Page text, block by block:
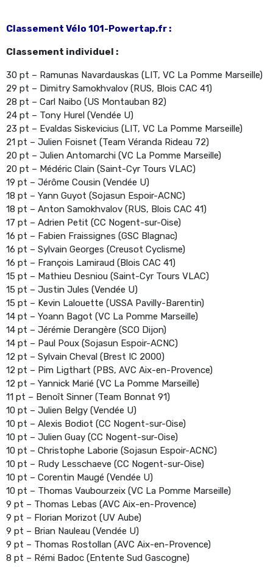
Classement Vélo 101-Powertap.fr :
Classement individuel :
30 pt – Ramunas Navardauskas (LIT, VC La Pomme Marseille)
29 pt – Dimitry Samokhvalov (RUS, Blois CAC 41)
28 pt – Carl Naibo (US Montauban 82)
24 pt – Tony Hurel (Vendée U)
23 pt – Evaldas Siskevicius (LIT, VC La Pomme Marseille)
21 pt – Julien Foisnet (Team Véranda Rideau 72)
20 pt – Julien Antomarchi (VC La Pomme Marseille)
20 pt – Médéric Clain (Saint-Cyr Tours VLAC)
19 pt – Jérôme Cousin (Vendée U)
18 pt – Yann Guyot (Sojasun Espoir-ACNC)
18 pt – Anton Samokhvalov (RUS, Blois CAC 41)
17 pt – Adrien Petit (CC Nogent-sur-Oise)
16 pt – Fabien Fraissignes (GSC Blagnac)
16 pt – Sylvain Georges (Creusot Cyclisme)
16 pt – François Lamiraud (Blois CAC 41)
15 pt – Mathieu Desniou (Saint-Cyr Tours VLAC)
15 pt – Justin Jules (Vendée U)
15 pt – Kevin Lalouette (USSA Pavilly-Barentin)
14 pt – Yoann Bagot (VC La Pomme Marseille)
14 pt – Jérémie Derangère (SCO Dijon)
14 pt – Paul Poux (Sojasun Espoir-ACNC)
12 pt – Sylvain Cheval (Brest IC 2000)
12 pt – Pim Ligthart (PBS, AVC Aix-en-Provence)
12 pt – Yannick Marié (VC La Pomme Marseille)
11 pt – Benoît Sinner (Team Bonnat 91)
10 pt – Julien Belgy (Vendée U)
10 pt – Alexis Bodiot (CC Nogent-sur-Oise)
10 pt – Julien Guay (CC Nogent-sur-Oise)
10 pt – Christophe Laborie (Sojasun Espoir-ACNC)
10 pt – Rudy Lesschaeve (CC Nogent-sur-Oise)
10 pt – Corentin Maugé (Vendée U)
10 pt – Thomas Vaubourzeix (VC La Pomme Marseille)
9 pt – Thomas Lebas (AVC Aix-en-Provence)
9 pt – Florian Morizot (UV Aube)
9 pt – Brian Nauleau (Vendée U)
9 pt – Thomas Rostollan (AVC Aix-en-Provence)
8 pt – Rémi Badoc (Entente Sud Gascogne)